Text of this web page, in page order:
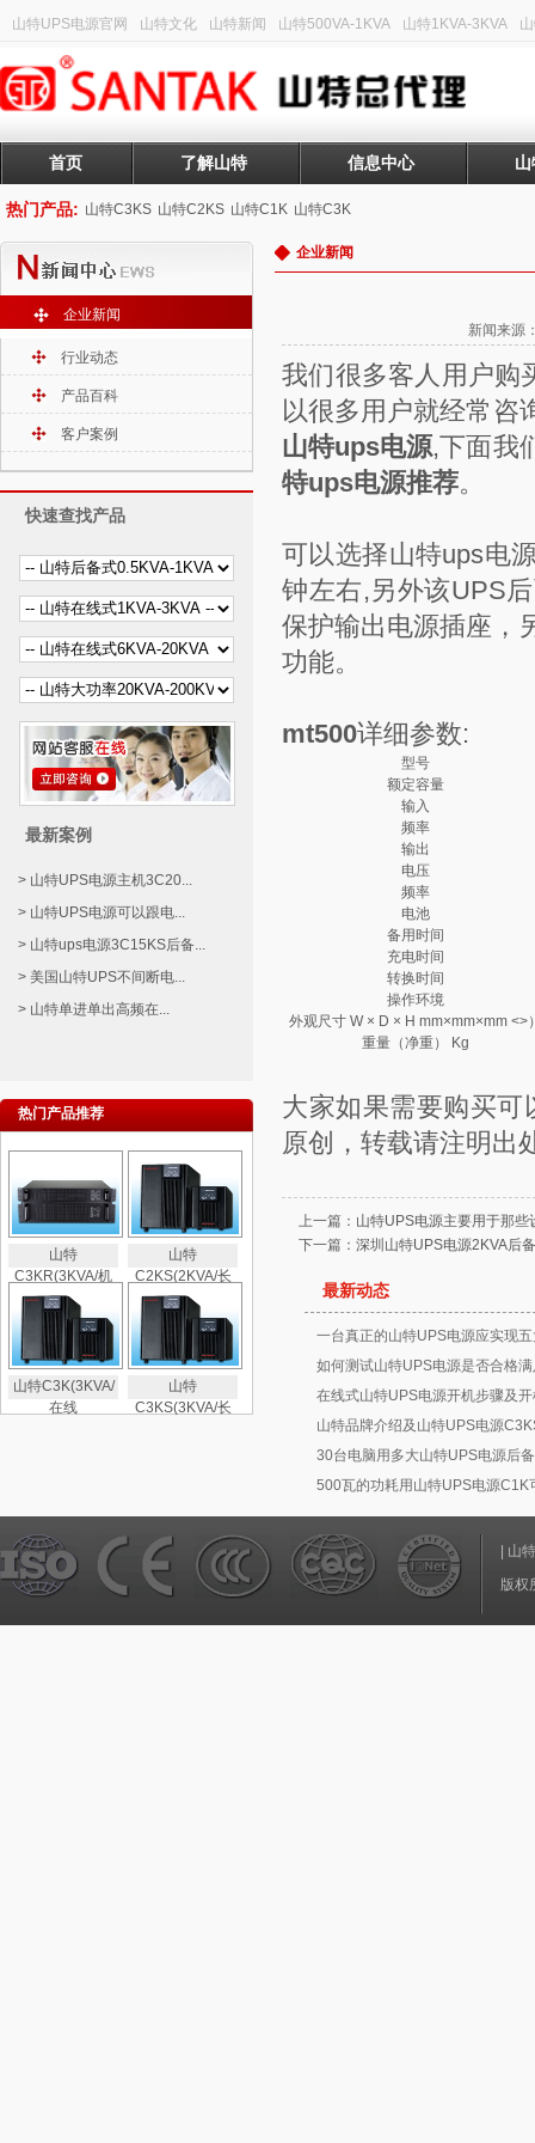
山特UPS电源官网 山特文化 山特新闻 山特500VA-1KVA 山特1KVA-3KVA
首页 了解山特 信息中心
热门产品: 山特C3KS 山特C2KS 山特C1K 山特C3K
企业新闻
行业动态
产品百科
客户案例
快速查找产品
最新案例
> 山特UPS电源主机3C20...
> 山特UPS电源可以跟电...
> 山特ups电源3C15KS后备...
> 美国山特UPS不间断电...
> 山特单进单出高频在...
热门产品推荐
山特
C3KR(3KVA/机
山特
C2KS(2KVA/长
山特C3K(3KVA/
在线
山特
C3KS(3KVA/长
企业新闻
新闻来源
我们很多客人用户购
以很多用户就经常咨
山特ups电源,下面我
特ups电源推荐。
可以选择山特ups电
钟左右,另外该UPS
保护输出电源插座，
功能。
mt500详细参数:
型号
额定容量
输入
频率
输出
电压
频率
电池
备用时间
充电时间
转换时间
操作环境
外观尺寸 W × D × H mm×mm×mm <>
重量（净重） Kg
大家如果需要购买
原创，转载请注明出
上一篇： 山特UPS电源主要用于那些
下一篇： 深圳山特UPS电源2KVA后
最新动态
一台真正的山特UPS电源应实现
如何测试山特UPS电源是否合格
在线式山特UPS电源开机步骤及
山特品牌介绍及山特UPS电源
30台电脑用多大山特UPS电源后备
500瓦的功耗用山特UPS电源C1K
山
版权